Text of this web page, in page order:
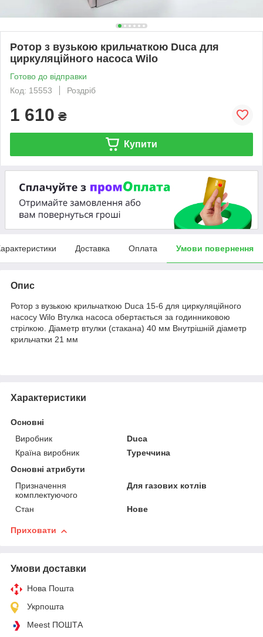
Ротор з вузькою крильчаткою Duca для
циркуляційного насоса Wilo
Готово до відправки
Код: 15553
Роздріб
1 610 ₴
Купити
Доставка Оплата Умови повернення
Опис
Ротор з вузькою крильчаткою Duca 15-6 для циркуляційного
насосу Wilo Втулка насоса обертається за годинниковою
стрілкою. Діаметр втулки (стакана) 40 мм Внутрішній діаметр
крильчатки 21 мм
Характеристики
Основні
Виробник
Duca
Країна виробник
Туреччина
Основні атрибути
Призначення
комплектуючого
Для газових котлів
Стан Нове
Приховати
Умови доставки
Нова Пошта
Укрпошта
Meest ПОШТА